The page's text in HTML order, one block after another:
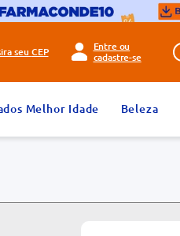
seu CEP
Entre ou
cadastre-se
Melhor Idade Beleza